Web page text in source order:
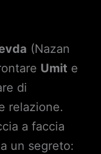
(Nazan
Umit e
di
relazione.
a faccia
un segreto: